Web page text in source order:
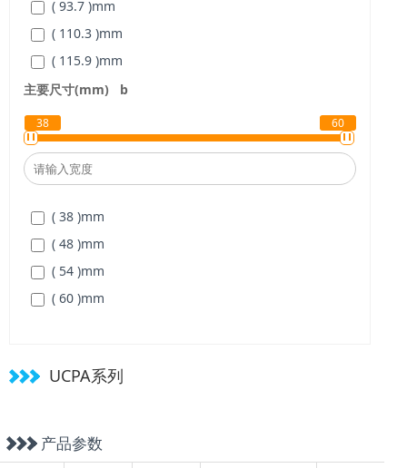
( 1-5/8 )mm
( 1-7/16 )mm
( 1-7/8 )mm
( 1-9/16 )mm
( 1/2 )
( 2 )mm
( 3/4 )mm
( 93.7 )mm
( 110.3 )mm
( 115.9 )mm
( 119.8 )mm
( 130.2 )
主要尺寸(mm) b
38 60
( 38 )mm
( 48 )mm
( 54 )mm
( 60 )mm
UCPA系列
产品参数